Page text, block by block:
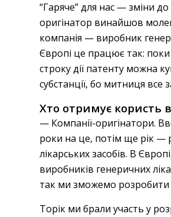
“Гаряче” для нас — зміни
оригінатор винайшов
компанія — виробник
Європі це працює так:
строку дії патенту можна
субстанції, бо митниця все
Хто отримує користь
— Компанії-оригінатори.
роки на це, потім ще рік —
лікарських засобів. В
виробників генеричних
так ми зможемо розробити
Торік ми брали участь у